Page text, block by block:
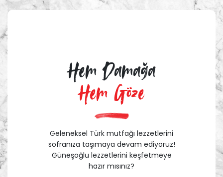
Hem Damağa
Hem Göze
Geleneksel Türk mutfağı lezzetlerini
sofranıza taşımaya devam ediyoruz!
Güneşoğlu lezzetlerini keşfetmeye
hazır mısınız?